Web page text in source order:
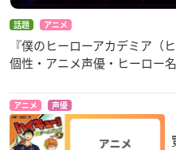
話題 アニメ
『僕のヒーローアカデミア（
個性・アニメ声優・ヒーロー
アニメ 声優